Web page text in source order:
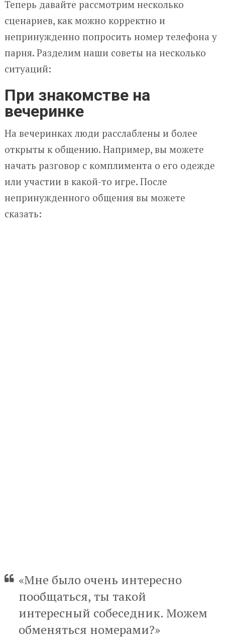
Теперь давайте рассмотрим несколько
сценариев, как можно корректно и
непринужденно попросить номер телефона у
парня. Разделим наши советы на несколько
ситуаций:
При знакомстве на
вечеринке
На вечеринках люди расслаблены и более
открыты к общению. Например, вы можете
начать разговор с комплимента о его одежде
или участии в какой-то игре. После
непринужденного общения вы можете
сказать:
«Мне было очень интересно
пообщаться, ты такой
интересный собеседник. Можем
обменяться номерами?»